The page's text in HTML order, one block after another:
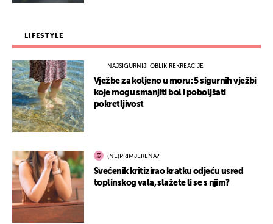
LIFESTYLE
NAJSIGURNIJI OBLIK REKREACIJE
Vježbe za koljeno u moru: 5 sigurnih vježbi
koje mogu smanjiti bol i poboljšati
pokretljivost
(NE)PRIMJERENA?
Svećenik kritizirao kratku odjeću usred
toplinskog vala, slažete li se s njim?